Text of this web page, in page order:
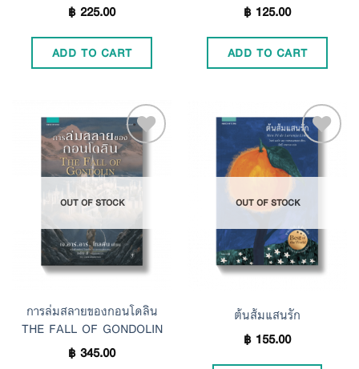
฿225.00
ADD TO CART
฿125.00
ADD TO CART
Wishlist
OUT OF STOCK
การล่มสลายของกอนโดลิน
THE FALL OF GONDOLIN
฿345.00
OUT OF STOCK
ต้นส้มแสนรัก
฿155.00